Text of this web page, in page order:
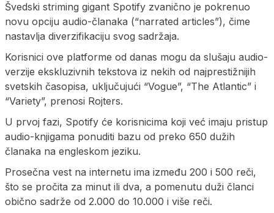
Švedski striming gigant Spotify zvanično je pokrenuo
novu opciju audio-članaka (“narrated articles”), čime
nastavlja diverzifikaciju svog sadržaja.
Korisnici ove platforme od danas mogu da slušaju audio-
verzije ekskluzivnih tekstova iz nekih od najprestižnijih
svetskih časopisa, uključujući “Vogue”, “The Atlantic” i
“Variety”, prenosi Rojters.
U prvoj fazi, Spotify će korisnicima koji već imaju pristup
audio-knjigama ponuditi bazu od preko 650 dužih
članaka na engleskom jeziku.
Prosečna vest na internetu ima između 200 i 500 reči,
što se pročita za minut ili dva, a pomenutu duži članci
obično sadrže od 2.000 do 10.000 i više reči.